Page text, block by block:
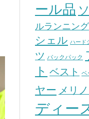
ール品
ルランニング
シェル ハード
ツ バックパック
ト ベスト ベ
ヤー メリ
ディー